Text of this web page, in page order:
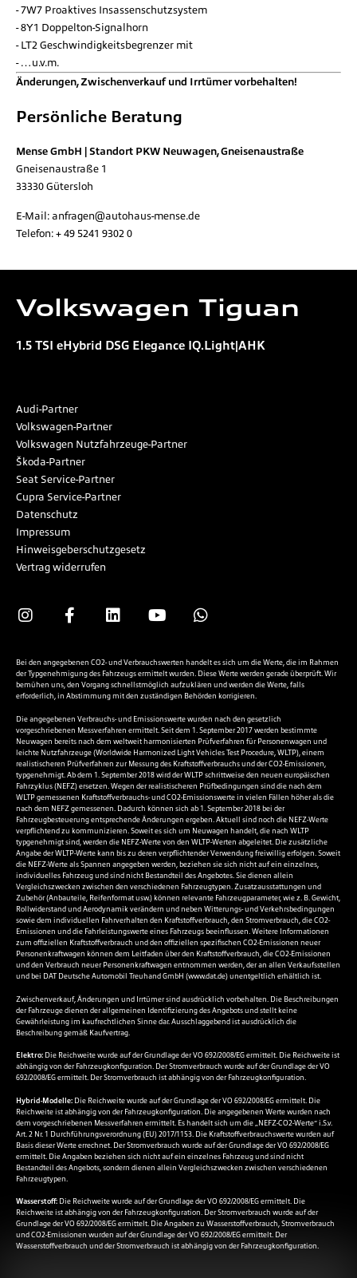
7W7 Proaktives Insassenschutzsystem
8Y1 Doppelton-Signalhorn
LT2 Geschwindigkeitsbegrenzer mit
…u.v.m.
Änderungen, Zwischenverkauf und Irrtümer vorbehalten!
Persönliche Beratung
Mense GmbH | Standort PKW Neuwagen, Gneisenaustraße
Gneisenaustraße 1
33330 Gütersloh
E-Mail: anfragen@autohaus-mense.de
Telefon: + 49 5241 9302 0
Volkswagen Tiguan
1.5 TSI eHybrid DSG Elegance IQ.Light|AHK
Audi-Partner
Volkswagen-Partner
Volkswagen Nutzfahrzeuge-Partner
Škoda-Partner
Seat Service-Partner
Cupra Service-Partner
Datenschutz
Impressum
Hinweisgeberschutzgesetz
Vertrag widerrufen
Bei den angegebenen CO2- und Verbrauchswerten handelt es sich um die Werte, die im Rahmen
der Typgenehmigung des Fahrzeugs ermittelt wurden. Diese Werte werden gerade überprüft. Wir
bemühen uns, den Vorgang schnellstmöglich aufzuklären und werden die Werte, falls
erforderlich, in Abstimmung mit den zuständigen Behörden korrigieren.
Die angegebenen Verbrauchs- und Emissionswerte wurden nach den gesetzlich
vorgeschriebenen Messverfahren ermittelt. Seit dem 1. September 2017 werden bestimmte
Neuwagen bereits nach dem weltweit harmonisierten Prüfverfahren für Personenwagen und
leichte Nutzfahrzeuge (Worldwide Harmonized Light Vehicles Test Procedure, WLTP), einem
realistischeren Prüfverfahren zur Messung des Kraftstoffverbrauchs und der CO2-Emissionen,
typgenehmigt. Ab dem 1. September 2018 wird der WLTP schrittweise den neuen europäischen
Fahrzyklus (NEFZ) ersetzen. Wegen der realistischeren Prüfbedingungen sind die nach dem
WLTP gemessenen Kraftstoffverbrauchs- und CO2-Emissionswerte in vielen Fällen höher als die
nach dem NEFZ gemessenen. Dadurch können sich ab 1. September 2018 bei der
Fahrzeugbesteuerung entsprechende Änderungen ergeben. Aktuell sind noch die NEFZ-Werte
verpflichtend zu kommunizieren. Soweit es sich um Neuwagen handelt, die nach WLTP
typgenehmigt sind, werden die NEFZ-Werte von den WLTP-Werten abgeleitet. Die zusätzliche
Angabe der WLTP-Werte kann bis zu deren verpflichtender Verwendung freiwillig erfolgen. Soweit
die NEFZ-Werte als Spannen angegeben werden, beziehen sie sich nicht auf ein einzelnes,
individuelles Fahrzeug und sind nicht Bestandteil des Angebotes. Sie dienen allein
Vergleichszwecken zwischen den verschiedenen Fahrzeugtypen. Zusatzausstattungen und
Zubehör (Anbauteile, Reifenformat usw.) können relevante Fahrzeugparameter, wie z. B. Gewicht,
Rollwiderstand und Aerodynamik verändern und neben Witterungs- und Verkehrsbedingungen
sowie dem individuellen Fahrverhalten den Kraftstoffverbrauch, den Stromverbrauch, die CO2-
Emissionen und die Fahrleistungswerte eines Fahrzeugs beeinflussen. Weitere Informationen
zum offiziellen Kraftstoffverbrauch und den offiziellen spezifischen CO2-Emissionen neuer
Personenkraftwagen können dem Leitfaden über den Kraftstoffverbrauch, die CO2-Emissionen
und den Verbrauch neuer Personenkraftwagen entnommen werden, der an allen Verkaufsstellen
und bei DAT Deutsche Automobil Treuhand GmbH (www.dat.de) unentgeltlich erhältlich ist.
Zwischenverkauf, Änderungen und Irrtümer sind ausdrücklich vorbehalten. Die Beschreibungen
der Fahrzeuge dienen der allgemeinen Identifizierung des Angebots und stellt keine
Gewährleistung im kaufrechtlichen Sinne dar. Ausschlaggebend ist ausdrücklich die
Beschreibung gemäß Kaufvertrag.
Elektro: Die Reichweite wurde auf der Grundlage der VO 692/2008/EG ermittelt. Die Reichweite ist
abhängig von der Fahrzeugkonfiguration. Der Stromverbrauch wurde auf der Grundlage der VO
692/2008/EG ermittelt. Der Stromverbrauch ist abhängig von der Fahrzeugkonfiguration.
Hybrid-Modelle: Die Reichweite wurde auf der Grundlage der VO 692/2008/EG ermittelt. Die
Reichweite ist abhängig von der Fahrzeugkonfiguration. Die angegebenen Werte wurden nach
dem vorgeschriebenen Messverfahren ermittelt. Es handelt sich um die „NEFZ-CO2-Werte“ i.S.v.
Art. 2 Nr. 1 Durchführungsverordnung (EU) 2017/1153. Die Kraftstoffverbrauchswerte wurden auf
Basis dieser Werte errechnet. Der Stromverbrauch wurde auf der Grundlage der VO 692/2008/EG
ermittelt. Die Angaben beziehen sich nicht auf ein einzelnes Fahrzeug und sind nicht
Bestandteil des Angebots, sondern dienen allein Vergleichszwecken zwischen verschiedenen
Fahrzeugtypen.
Wasserstoff: Die Reichweite wurde auf der Grundlage der VO 692/2008/EG ermittelt. Die
Reichweite ist abhängig von der Fahrzeugkonfiguration. Der Stromverbrauch wurde auf der
Grundlage der VO 692/2008/EG ermittelt. Die Angaben zu Wasserstoffverbrauch, Stromverbrauch
und CO2-Emissionen wurden auf der Grundlage der VO 692/2008/EG ermittelt. Der
Wasserstoffverbrauch und der Stromverbrauch ist abhängig von der Fahrzeugkonfiguration.